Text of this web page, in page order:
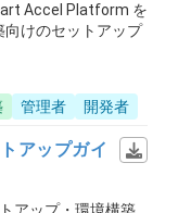
Accel Platform を
けのセットアップ
管理者 開発者
アップガイ